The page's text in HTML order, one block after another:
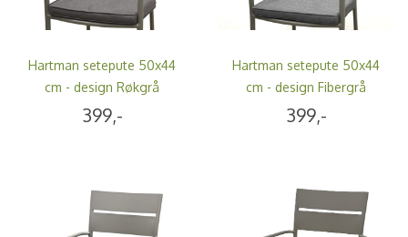
Hartman setepute 50x44
cm - design Røkgrå
399,-
Hartman setepute 50x44
cm - design Fibergrå
399,-